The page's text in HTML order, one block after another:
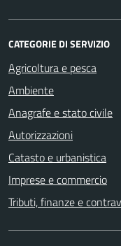
CATEGORIE DI SERVIZIO
Agricoltura e pesca
Ambiente
Anagrafe e stato civile
Autorizzazioni
Catasto e urbanistica
Imprese e commercio
Tributi, finanze e